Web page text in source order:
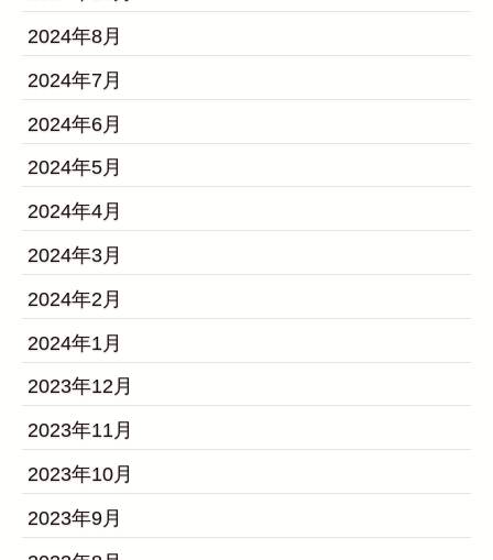
2024年8月
2024年7月
2024年6月
2024年5月
2024年4月
2024年3月
2024年2月
2024年1月
2023年12月
2023年11月
2023年10月
2023年9月